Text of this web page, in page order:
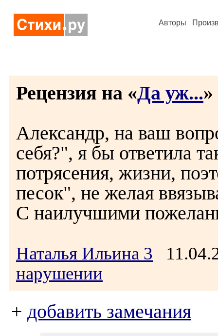
Авторы
Рецензия на «Да уж...»
Александр, на ваш
себя?", я бы ответила
потрясения, жизни,
песок", не желая
С наилучшими
Наталья Ильина 3
нарушении
+ добавить замечания